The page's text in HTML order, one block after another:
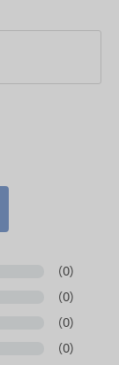
(0)
(0)
(0)
(0)